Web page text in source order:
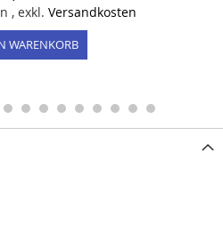
, exkl. Versandkosten
WARENKORB